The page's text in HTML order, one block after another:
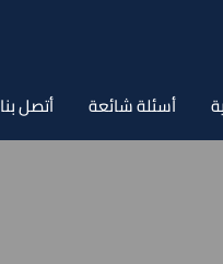
أسئلة شائعة أتصل بنا